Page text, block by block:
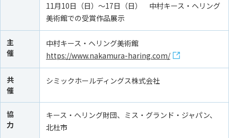
11月10日（日）～17日（日） 中村キース・ヘリング
美術館での受賞作品展示
主
催
中村キース・ヘリング美術館
https://www.nakamura-haring.com/
共
催
シミックホールディングス株式会社
協
力
キース・ヘリング財団、ミス・グランド・ジャパン、
北杜市